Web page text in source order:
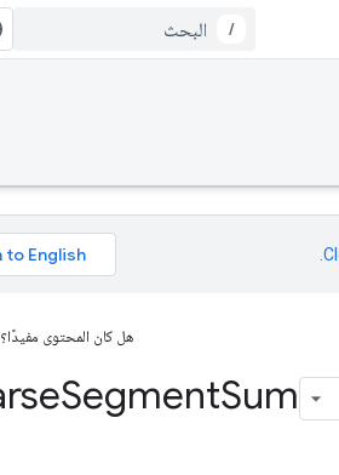
/
هل كان المحتوى مفيدًا؟
SegmentSum